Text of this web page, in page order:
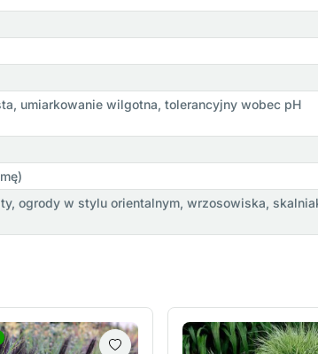
umiarkowanie wilgotna, tolerancyjny wobec pH
ogrody w stylu orientalnym, wrzosowiska,